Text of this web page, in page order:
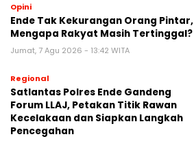
Opini
Ende Tak Kekurangan Orang Pintar,
Mengapa Rakyat Masih Tertinggal?
Jumat, 7 Agu 2026 - 13:42 WITA
Regional
Satlantas Polres Ende Gandeng
Forum LLAJ, Petakan Titik Rawan
Kecelakaan dan Siapkan Langkah
Pencegahan